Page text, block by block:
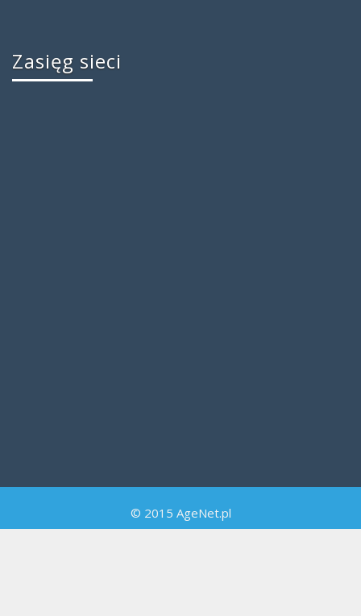
Zasięg sieci
© 2015 AgeNet.pl